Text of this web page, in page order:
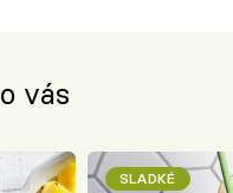
vás
SLADKÉ